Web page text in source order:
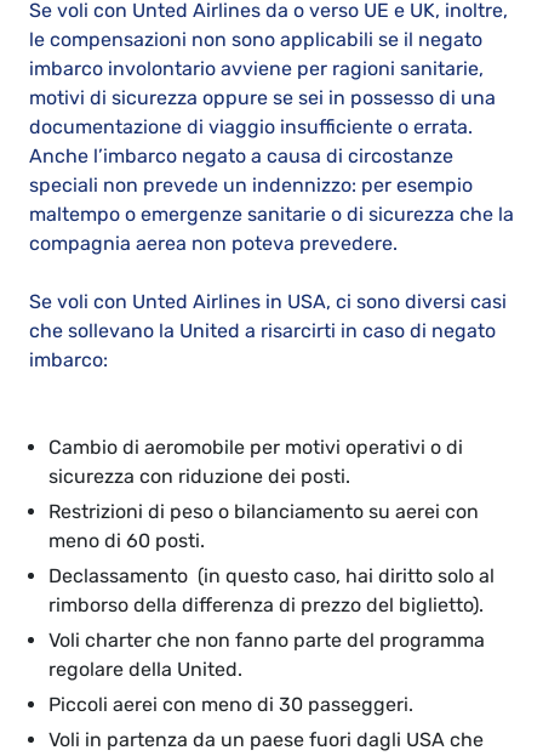
Se voli con Unted Airlines da o verso UE e UK, inoltre,
le compensazioni non sono applicabili se il negato
imbarco involontario avviene per ragioni sanitarie,
motivi di sicurezza oppure se sei in possesso di una
documentazione di viaggio insufficiente o errata.
Anche l’imbarco negato a causa di circostanze
speciali non prevede un indennizzo: per esempio
maltempo o emergenze sanitarie o di sicurezza che la
compagnia aerea non poteva prevedere.
Se voli con Unted Airlines in USA, ci sono diversi casi
che sollevano la United a risarcirti in caso di negato
imbarco:
Cambio di aeromobile per motivi operativi o di
sicurezza con riduzione dei posti.
Restrizioni di peso o bilanciamento su aerei con
meno di 60 posti.
Declassamento (in questo caso, hai diritto solo al
rimborso della differenza di prezzo del biglietto).
Voli charter che non fanno parte del programma
regolare della United.
Piccoli aerei con meno di 30 passeggeri.
Voli in partenza da un paese fuori dagli USA che